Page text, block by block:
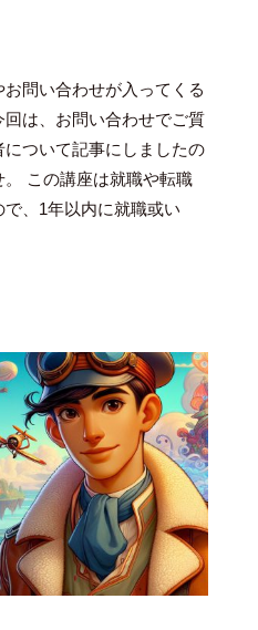
問い合わせが入ってくる
は、お問い合わせでご質
ついて記事にしましたの
この講座は就職や転職
、1年以内に就職或い